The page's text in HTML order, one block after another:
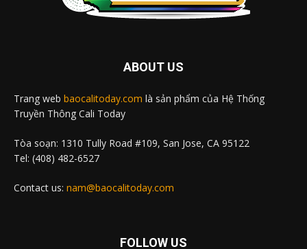
ABOUT US
Trang web baocalitoday.com là sản phẩm của Hệ Thống
Truyền Thông Cali Today
Tòa soạn: 1310 Tully Road #109, San Jose, CA 95122
Tel: (408) 482-6527
Contact us: nam@baocalitoday.com
FOLLOW US